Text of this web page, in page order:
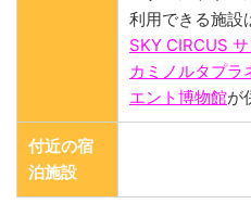
利用できる施設
SKY CIRCUS
カミノルタプラ
エント博物館が
付近の宿
泊施設